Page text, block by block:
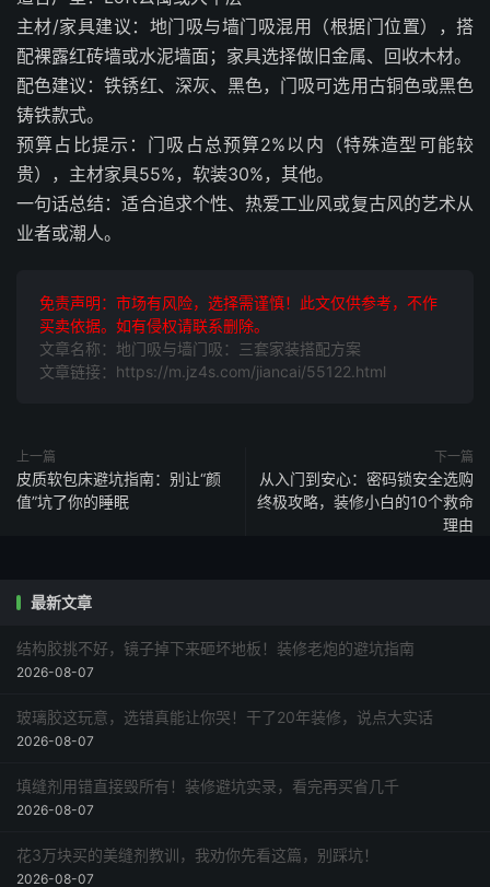
主材/家具建议：地门吸与墙门吸混用（根据门位置），搭
配裸露红砖墙或水泥墙面；家具选择做旧金属、回收木材。
配色建议：铁锈红、深灰、黑色，门吸可选用古铜色或黑色
铸铁款式。
预算占比提示：门吸占总预算2%以内（特殊造型可能较
贵），主材家具55%，软装30%，其他。
一句话总结：适合追求个性、热爱工业风或复古风的艺术从
业者或潮人。
免责声明：市场有风险，选择需谨慎！此文仅供参考，不作
买卖依据。如有侵权请联系删除。
文章名称：地门吸与墙门吸：三套家装搭配方案
文章链接：https://m.jz4s.com/jiancai/55122.html
上一篇
皮质软包床避坑指南：别让“颜
值”坑了你的睡眠
下一篇
从入门到安心：密码锁安全选购
终极攻略，装修小白的10个救命
理由
最新文章
结构胶挑不好，镜子掉下来砸坏地板！装修老炮的避坑指南
2026-08-07
玻璃胶这玩意，选错真能让你哭！干了20年装修，说点大实话
2026-08-07
填缝剂用错直接毁所有！装修避坑实录，看完再买省几千
2026-08-07
花3万块买的美缝剂教训，我劝你先看这篇，别踩坑！
2026-08-07